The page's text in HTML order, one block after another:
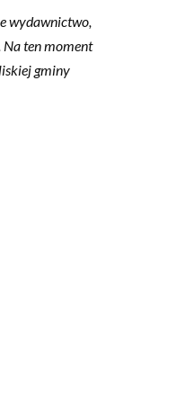
wydawnictwo,
ten moment
gminy